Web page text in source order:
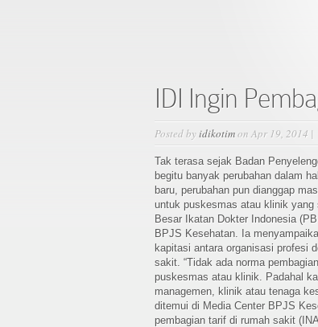
IDI Ingin
Posted byidikotimon Apr 19, 2014 |
Tak terasa sejak Badan
begitu banyak perubahan dalam
baru, perubahan pun dianggap
untuk puskesmas atau klinik yang
Besar Ikatan Dokter Indonesia
BPJS Kesehatan. Ia
kapitasi antara organisasi profesi
sakit. “Tidak ada norma
puskesmas atau klinik. Padahal
managemen, klinik atau tenaga
ditemui di Media Center BPJS
pembagian tarif di rumah sakit